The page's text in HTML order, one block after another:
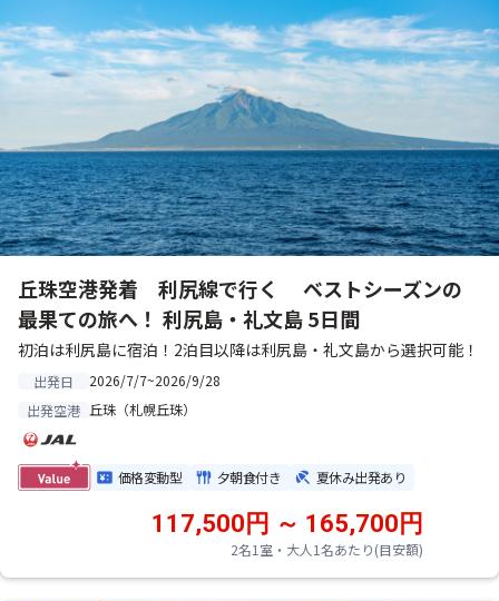
丘珠空港発着 利尻線で行く ベストシーズンの
最果ての旅へ！ 利尻島・礼文島 5日間
初泊は利尻島に宿泊！2泊目以降は利尻島・礼文島から選択可能！
出発日
2026/7/7~2026/9/28
出発空港 丘珠（札幌丘珠）
価格変動型 夕朝食付き 夏休み出発あり
2名1室・大人1名あたり(目安額)
117,500円 ～ 165,700円